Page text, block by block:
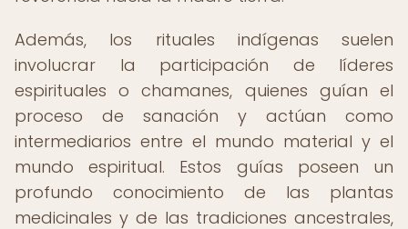
Además, los rituales indígenas suelen
involucrar la participación de líderes
espirituales o chamanes, quienes guían el
proceso de sanación y actúan como
intermediarios entre el mundo material y el
mundo espiritual. Estos guías poseen un
profundo conocimiento de las plantas
medicinales y de las tradiciones ancestrales,